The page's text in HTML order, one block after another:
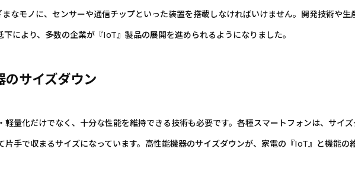
まなモノに、センサーや通信チップといった装置を搭載しなければいけません。開発技術や
下により、多数の企業が『IoT』製品の展開を進められるようになりました。
のサイズダウン
量化だけでなく、十分な性能を維持できる技術も必要です。各種スマートフォンは、サイ
手で収まるサイズになっています。高性能機器のサイズダウンが、家電の『IoT』と機能の